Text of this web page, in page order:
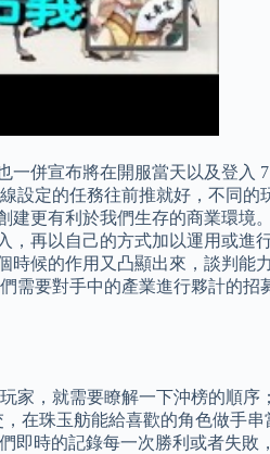
併宣布將在開服當天以及登入
定的任務往前推就好，不同
更有利於我們生存的商業環境
再以自己的方式加以運用或進
候的作用又凸顯出來，談判能
需要對手中的產業進行夥計的
家，就需要瞭解一下沖榜的順
在珠玉舫能給喜歡的角色做手
即時的記錄每一次勝利或者失